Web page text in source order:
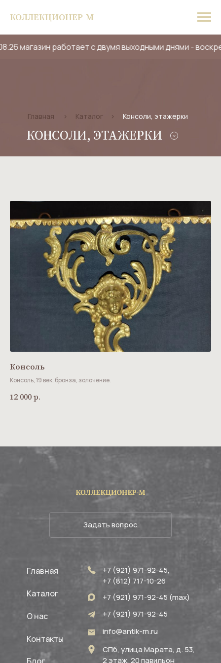
КОЛЛЕКЦИОНЕР-М
магазин работает с двумя выходными днями -
КОНСОЛИ, ЭТАЖЕРКИ
> > Консоли, этажерки
Главная Каталог
Консоль
Консоль, 19 век, бронза, золочение.
12 000р.
info@antik-m.ru
СПб, улица Марата, д. 53,
2 этаж, 20 павильон
+7 (921) 971-92-45
+7 (921) 971-92-45 (max)
+7 (921) 971-92-45,
+7 (812) 717-10-26
Задать вопрос
Контакты
О нас
Каталог
Главная